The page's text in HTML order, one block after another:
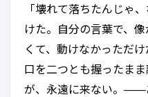
「壊れて落ちたんじゃ
けた。自分の言葉で、
くて、動けなかっただ
口を二つとも握ったま
が、永遠に来ない。——